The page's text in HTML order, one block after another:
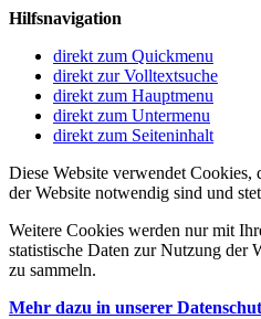
Hilfsnavigation
direkt zum Quickmenu
direkt zur Volltextsuche
direkt zum Hauptmenu
direkt zum Untermenu
direkt zum Seiteninhalt
Diese Website verwendet Cookies,
der Website notwendig sind und
Weitere Cookies werden nur mit
statistische Daten zur Nutzung der
zu sammeln.
Mehr dazu in unserer